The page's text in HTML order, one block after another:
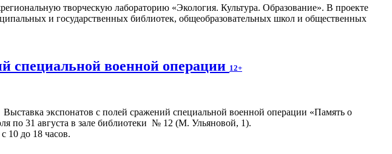
творческую лабораторию «Экология. Культура. Образование». В проекте
и государственных библиотек, общеобразовательных школ и общественных
специальной военной операции 12+
Выставка экспонатов с полей сражений специальной военной операции «Память о
по 31 августа в зале библиотеки № 12 (М. Ульяновой, 1).
10 до 18 часов.